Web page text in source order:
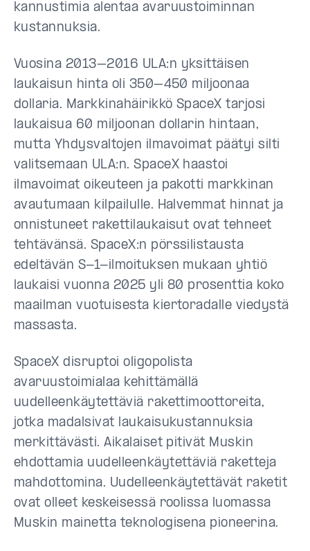
kannustimia alentaa avaruustoiminnan
kustannuksia.
Vuosina 2013–2016 ULA:n yksittäisen
laukaisun hinta oli 350–450 miljoonaa
dollaria. Markkinahäirikkö SpaceX tarjosi
laukaisua 60 miljoonan dollarin hintaan,
mutta Yhdysvaltojen ilmavoimat päätyi silti
valitsemaan ULA:n. SpaceX haastoi
ilmavoimat oikeuteen ja pakotti markkinan
avautumaan kilpailulle. Halvemmat hinnat ja
onnistuneet rakettilaukaisut ovat tehneet
tehtävänsä. SpaceX:n pörssilistausta
edeltävän S-1-ilmoituksen mukaan yhtiö
laukaisi vuonna 2025 yli 80 prosenttia koko
maailman vuotuisesta kiertoradalle viedystä
massasta.
SpaceX disruptoi oligopolista
avaruustoimialaa kehittämällä
uudelleenkäytettäviä rakettimoottoreita,
jotka madalsivat laukaisukustannuksia
merkittävästi. Aikalaiset pitivät Muskin
ehdottamia uudelleenkäytettäviä raketteja
mahdottomina. Uudelleenkäytettävät raketit
ovat olleet keskeisessä roolissa luomassa
Muskin mainetta teknologisena pioneerina.